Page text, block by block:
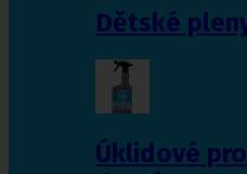
Dětské
Úklidové